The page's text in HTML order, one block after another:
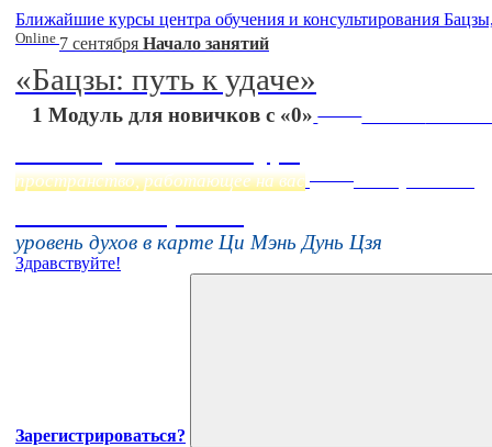
Ближайшие курсы центра обучения и консультирования
Online 7 сентября Начало занятий
«Бацзы: путь к удаче»
1 Модуль для новичков с «0» Начало:
пространство, работающее на вас
уровень духов в карте Ци Мэнь Дунь Цзя
Здравствуйте!
Зарегистрироваться?